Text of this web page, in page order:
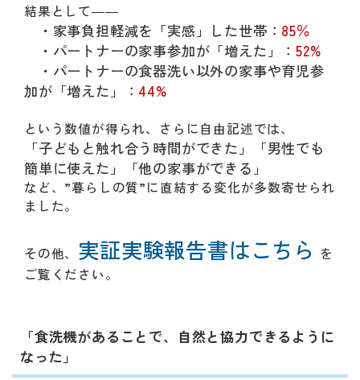
結果として――
・家事負担軽減を「実感」した世帯： 85％
・パートナーの家事参加が「増えた」：52%
・パートナーの食器洗い以外の家事や育児参
加が「増えた」： 44%
という数値が得られ、さらに自由記述では、
「子どもと触れ合う時間ができた」「男性でも
簡単に使えた」「他の家事ができる」
など、”暮らしの質”に直結する変化が多数寄せられ
ました。
その他、 実証実験報告書はこちら を
ご覧ください。
「食洗機があることで、自然と協力できるように
なった」